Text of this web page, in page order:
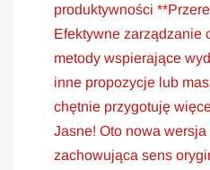
produktywności
Efektywne zarządzanie
metody wspierające
inne propozycje lub
chętnie przygotuję
Jasne! Oto nowa wersja
zachowująca sens